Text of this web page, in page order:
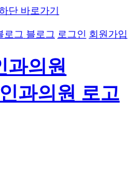
단 바로가기
블로그 로그인 회원가입
과의원